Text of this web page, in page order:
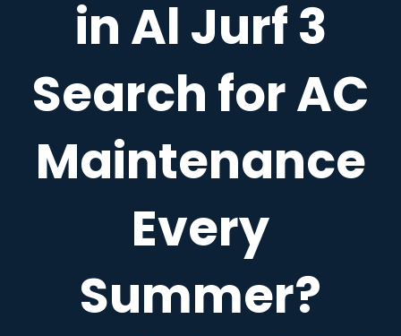
in Al Jurf 3
Search for AC
Maintenance
Every
Summer?